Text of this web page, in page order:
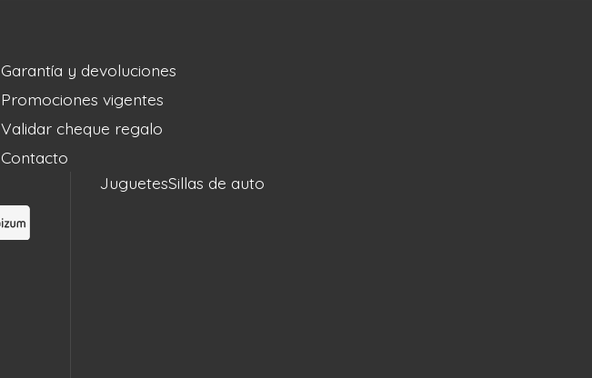
Garantía y devoluciones
Promociones vigentes
Validar cheque regalo
Contacto
JuguetesSillas de auto